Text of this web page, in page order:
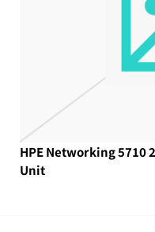
HPE Networking 5710
Unit